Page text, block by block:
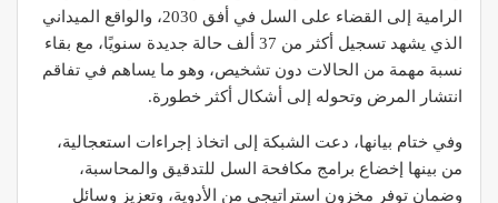
الرامية إلى القضاء على السل في أفق 2030، والواقع الميداني
الذي يشهد تسجيل أكثر من 37 ألف حالة جديدة سنويًا، مع بقاء
نسبة مهمة من الحالات دون تشخيص، وهو ما يساهم في تفاقم
انتشار المرض وتحوله إلى أشكال أكثر خطورة.
وفي ختام بيانها، دعت الشبكة إلى اتخاذ إجراءات استعجالية،
من بينها إخضاع برامج مكافحة السل للتدقيق والمحاسبة،
وضمان توفر مخزون استراتيجي من الأدوية، وتعزيز وسائل